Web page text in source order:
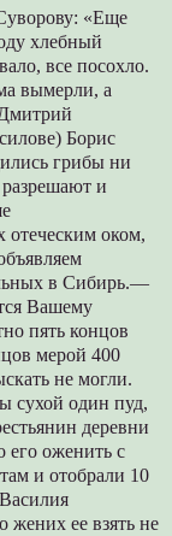
«Еще
хлебный
все посохло.
вымерли, а
Борис
грибы ни
и
отеческим оком,
в Сибирь.—
Вашему
пять концов
мерой 400
не могли.
сухой один пуд,
деревни
его оженить с
и отобрали 10
ее взять не